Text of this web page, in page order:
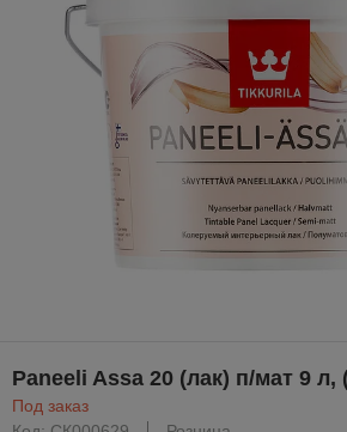
Paneeli Assa 20 (лак) п/мат 9 л,
Под заказ